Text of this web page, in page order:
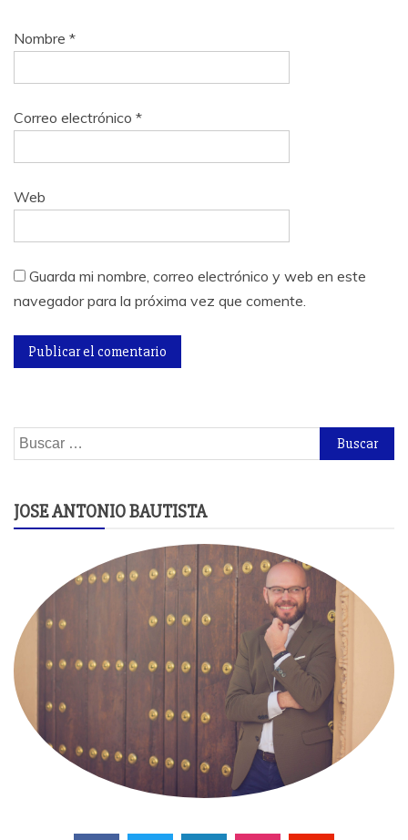
Nombre *
Correo electrónico *
Web
Guarda mi nombre, correo electrónico y web en este
navegador para la próxima vez que comente.
Buscar:
JOSE ANTONIO BAUTISTA